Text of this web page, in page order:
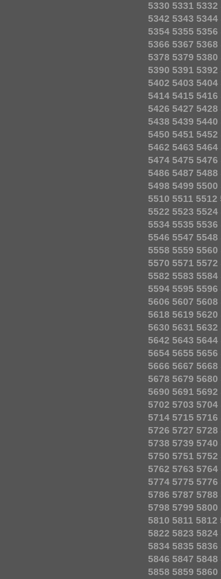
5330 5331 5332
5342 5343 5344
5354 5355 5356
5366 5367 5368
5378 5379 5380
5390 5391 5392
5402 5403 5404
5414 5415 5416
5426 5427 5428
5438 5439 5440
5450 5451 5452
5462 5463 5464
5474 5475 5476
5486 5487 5488
5498 5499 5500
5510 5511 5512
5522 5523 5524
5534 5535 5536
5546 5547 5548
5558 5559 5560
5570 5571 5572
5582 5583 5584
5594 5595 5596
5606 5607 5608
5618 5619 5620
5630 5631 5632
5642 5643 5644
5654 5655 5656
5666 5667 5668
5678 5679 5680
5690 5691 5692
5702 5703 5704
5714 5715 5716
5726 5727 5728
5738 5739 5740
5750 5751 5752
5762 5763 5764
5774 5775 5776
5786 5787 5788
5798 5799 5800
5810 5811 5812
5822 5823 5824
5834 5835 5836
5846 5847 5848
5858 5859 5860